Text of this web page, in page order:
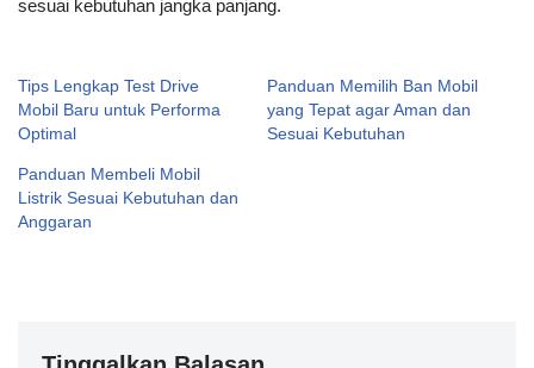
sesuai kebutuhan jangka panjang.
Tips Lengkap Test Drive
Mobil Baru untuk Performa
Optimal
Panduan Memilih Ban Mobil
yang Tepat agar Aman dan
Sesuai Kebutuhan
Panduan Membeli Mobil
Listrik Sesuai Kebutuhan dan
Anggaran